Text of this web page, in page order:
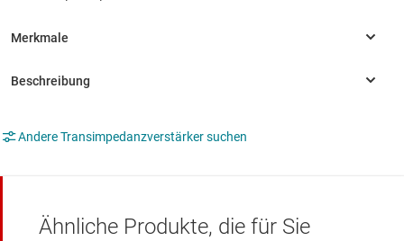
Andere Transimpedanzverstärker suchen
Ähnliche Produkte, die für Sie